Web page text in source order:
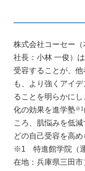
株式会社コーセー
社長：小林 一俊）
受容することが、
も、より強くアイ
ることを明らかに
化の効果を進学塾※1
ころ、肌悩みを低
どの自己受容を高め
※1 特進館学院（
在地：兵庫県三田市